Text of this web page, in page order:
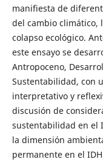
manifiesta de
del cambio climático,
colapso ecológico.
este ensayo se
Antropoceno,
Sustentabilidad, con
interpretativo y
discusión de
sustentabilidad en el
la dimensión
permanente en el